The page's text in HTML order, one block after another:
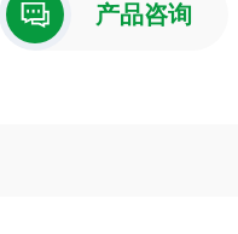
产品咨询